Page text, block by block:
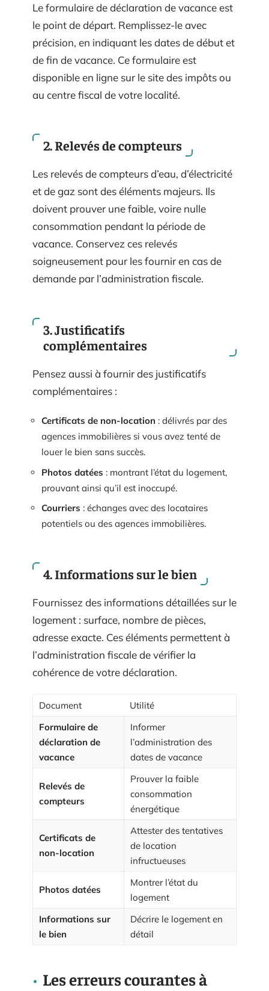
Le formulaire de déclaration de vacance est
le point de départ. Remplissez-le avec
précision, en indiquant les dates de début et
de fin de vacance. Ce formulaire est
disponible en ligne sur le site des impôts ou
au centre fiscal de votre localité.
2. Relevés de compteurs
Les relevés de compteurs d’eau, d’électricité
et de gaz sont des éléments majeurs. Ils
doivent prouver une faible, voire nulle
consommation pendant la période de
vacance. Conservez ces relevés
soigneusement pour les fournir en cas de
demande par l’administration fiscale.
3. Justificatifs
complémentaires
Pensez aussi à fournir des justificatifs
complémentaires :
Certificats de non-location : délivrés par des
agences immobilières si vous avez tenté de
louer le bien sans succès.
Photos datées : montrant l’état du logement,
prouvant ainsi qu’il est inoccupé.
Courriers : échanges avec des locataires
potentiels ou des agences immobilières.
4. Informations sur le bien
Fournissez des informations détaillées sur le
logement : surface, nombre de pièces,
adresse exacte. Ces éléments permettent à
l’administration fiscale de vérifier la
cohérence de votre déclaration.
Document
Utilité
Formulaire de
déclaration de
vacance
Informer
l’administration des
dates de vacance
Relevés de
compteurs
Prouver la faible
consommation
énergétique
Certificats de
non-location
Attester des tentatives
de location
infructueuses
Photos datées
Montrer l’état du
logement
Informations sur
le bien
Décrire le logement en
détail
Les erreurs courantes à